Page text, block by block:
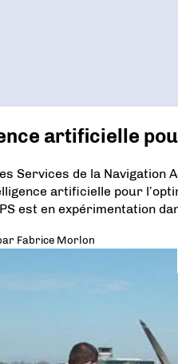
artificielle
Services de la Navigation
artificielle pour
est en expérimentation
Fabrice Morlon